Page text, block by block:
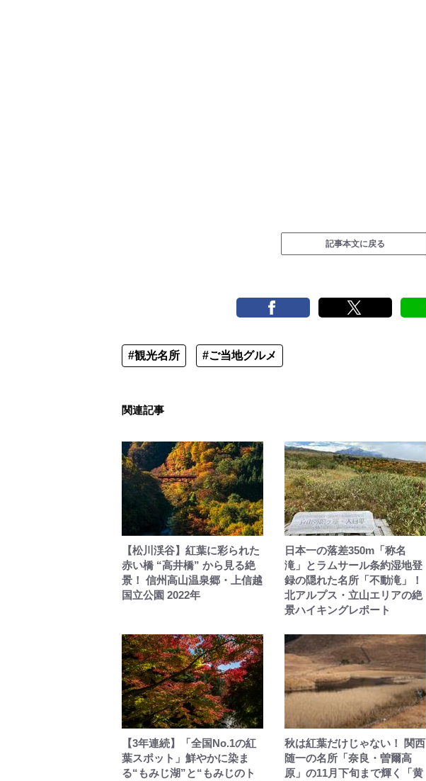
記事本文に戻る
#観光名所 #ご当地グルメ
関連記事
【松川渓谷】紅葉に彩られた
赤い橋 “高井橋” から見る絶
景！ 信州高山温泉郷・上信越
国立公園 2022年
日本一の落差350m「称名
滝」とラムサール条約湿地登
録の隠れた名所「不動滝」！
北アルプス・立山エリアの絶
景ハイキングレポート
【3年連続】「全国No.1の紅
葉スポット」鮮やかに染ま
る“もみじ湖”と“もみじのト
秋は紅葉だけじゃない！ 関西
随一の名所「奈良・曽爾高
原」の11月下旬まで輝く「黄